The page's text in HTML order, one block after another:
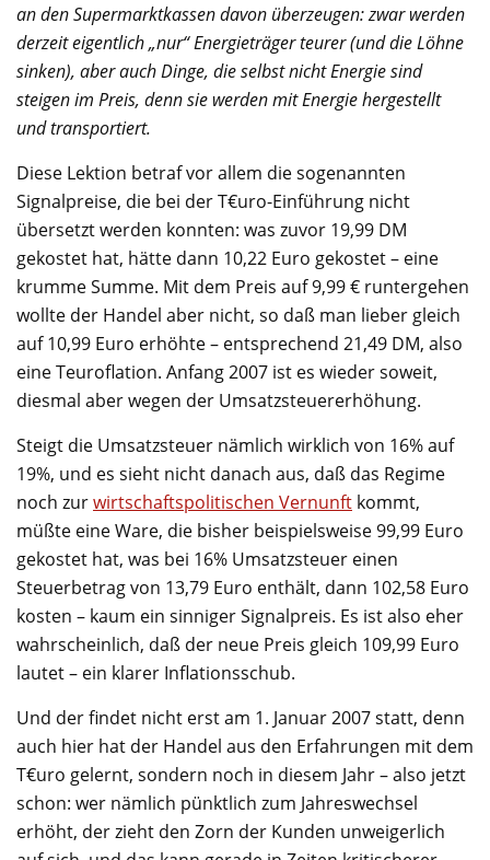
an den Supermarktkassen davon überzeugen: zwar werden
derzeit eigentlich „nur“ Energieträger teurer (und die Löhne
sinken), aber auch Dinge, die selbst nicht Energie sind
steigen im Preis, denn sie werden mit Energie hergestellt
und transportiert.
Diese Lektion betraf vor allem die sogenannten
Signalpreise, die bei der T€uro-Einführung nicht
übersetzt werden konnten: was zuvor 19,99 DM
gekostet hat, hätte dann 10,22 Euro gekostet – eine
krumme Summe. Mit dem Preis auf 9,99 € runtergehen
wollte der Handel aber nicht, so daß man lieber gleich
auf 10,99 Euro erhöhte – entsprechend 21,49 DM, also
eine Teuroflation. Anfang 2007 ist es wieder soweit,
diesmal aber wegen der Umsatzsteuererhöhung.
Steigt die Umsatzsteuer nämlich wirklich von 16% auf
19%, und es sieht nicht danach aus, daß das Regime
noch zurwirtschaftspolitischen Vernunft kommt,
müßte eine Ware, die bisher beispielsweise 99,99 Euro
gekostet hat, was bei 16% Umsatzsteuer einen
Steuerbetrag von 13,79 Euro enthält, dann 102,58 Euro
kosten – kaum ein sinniger Signalpreis. Es ist also eher
wahrscheinlich, daß der neue Preis gleich 109,99 Euro
lautet – ein klarer Inflationsschub.
Und der findet nicht erst am 1. Januar 2007 statt, denn
auch hier hat der Handel aus den Erfahrungen mit dem
T€uro gelernt, sondern noch in diesem Jahr – also jetzt
schon: wer nämlich pünktlich zum Jahreswechsel
erhöht, der zieht den Zorn der Kunden unweigerlich